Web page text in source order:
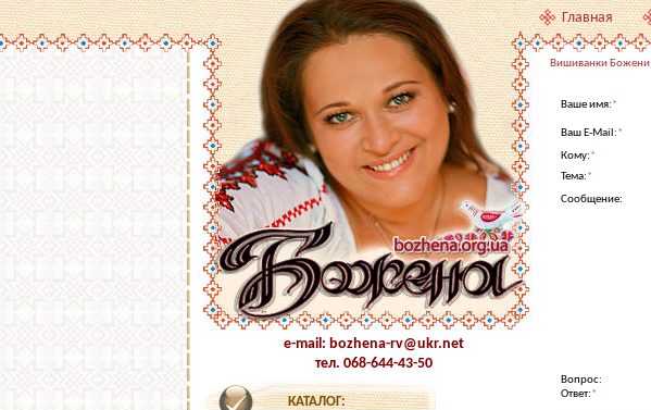
e-mail: bozhena-rv@ukr.net
тел. 068-644-43-50
КАТАЛОГ:
Вишиванки Божени
Ваше имя:*
Ваш E-Mail:*
Кому:*
Тема:*
Сообщение:
Вопрос:
Ответ:*
Главная